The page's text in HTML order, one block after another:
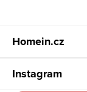
Homein.cz
Instagram